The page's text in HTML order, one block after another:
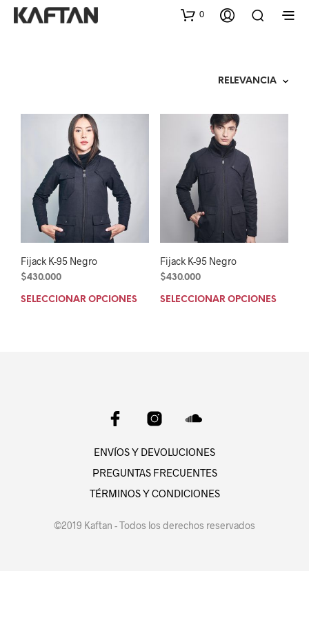
0
Fijack K-95 Negro
$430.000
SELECCIONAR OPCIONES
Fijack K-95 Negro
$430.000
SELECCIONAR OPCIONES
ENVÍOS Y DEVOLUCIONES
PREGUNTAS FRECUENTES
TÉRMINOS Y CONDICIONES
©2019 Kaftan - Todos los derechos reservados